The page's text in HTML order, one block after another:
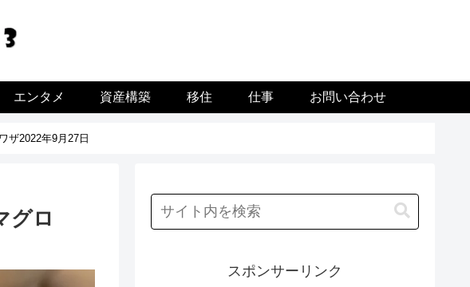
エンタメ 資産構築 移住 仕事 お問い合わせ
ザ2022年9月27日
グロ
スポンサーリンク